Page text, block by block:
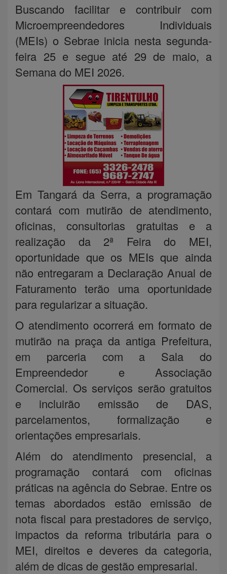
Buscando facilitar e contribuir com
Microempreendedores Individuais
(MEIs) o Sebrae inicia nesta segunda-
feira 25 e segue até 29 de maio, a
Semana do MEI 2026.
Em Tangará da Serra, a programação
contará com mutirão de atendimento,
oficinas, consultorias gratuitas e a
realização da 2ª Feira do MEI,
oportunidade que os MEIs que ainda
não entregaram a Declaração Anual de
Faturamento terão uma oportunidade
para regularizar a situação.
O atendimento ocorrerá em formato de
mutirão na praça da antiga Prefeitura,
em parceria com a Sala do
Empreendedor e Associação
Comercial. Os serviços serão gratuitos
e incluirão emissão de DAS,
parcelamentos, formalização e
orientações empresariais.
Além do atendimento presencial, a
programação contará com oficinas
práticas na agência do Sebrae. Entre os
temas abordados estão emissão de
nota fiscal para prestadores de serviço,
impactos da reforma tributária para o
MEI, direitos e deveres da categoria,
além de dicas de gestão empresarial.